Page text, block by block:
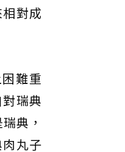
對成
難重
瑞典
典，
丸子